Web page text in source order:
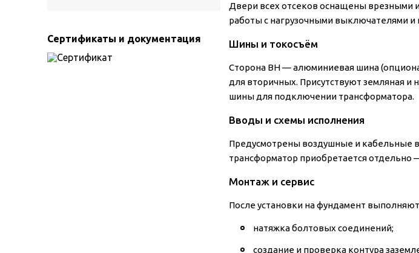
Сертификаты и документация
Двери всех отсеков оснащены врезными
работы с нагрузочными выключателями
Шины и токосъём
Сторона ВН — алюминиевая шина
для вторичных. Присутствуют земляная
шины для подключении трансформатора.
Вводы и схемы исполнения
Предусмотрены воздушные и кабельные
трансформатор приобретается отдельно
Монтаж и сервис
После установки на фундамент
натяжка болтовых соединений;
создание и проверка контура